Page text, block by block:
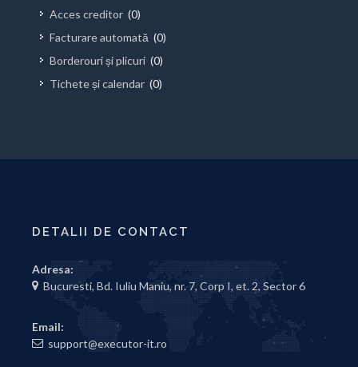
Acces creditor (0)
Facturare automată (0)
Borderouri și plicuri (0)
Tichete și calendar (0)
DETALII DE CONTACT
Adresa:
Bucuresti, Bd. Iuliu Maniu, nr. 7, Corp I, et. 2, Sector 6
Email:
support@executor-it.ro